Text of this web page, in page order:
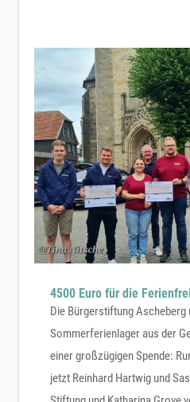
4500 Euro für die
Die Bürgerstiftung
Sommerferienlager aus der
einer großzügigen Spende:
jetzt Reinhard Hartwig und